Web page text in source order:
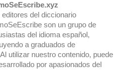
editores del diccionario
son un grupo de
del idioma español,
a graduados de
utilizar nuestro contenido, puede
por apasionados del